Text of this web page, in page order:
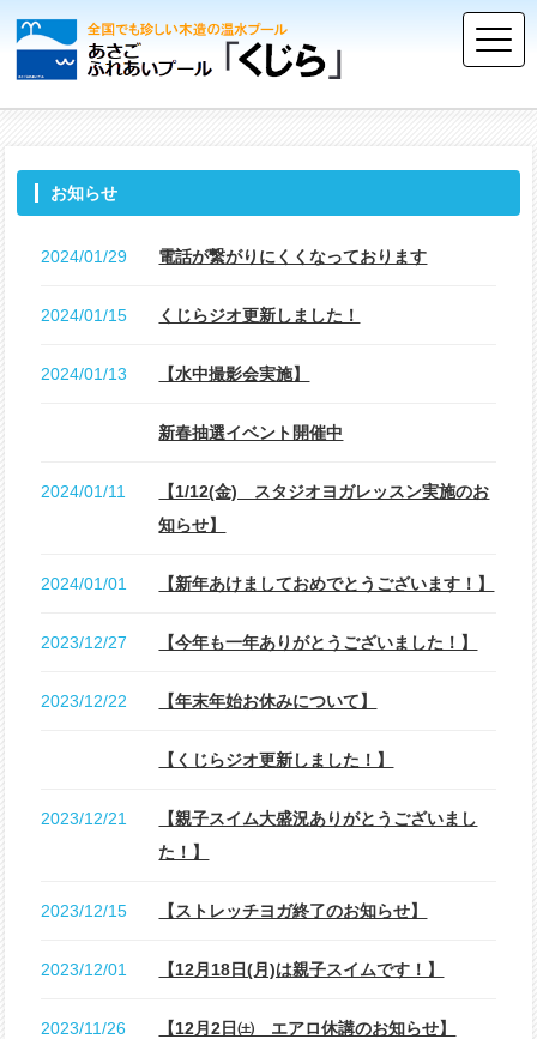
お知らせ
2024/01/29 電話が繋がりにくくなっております
2024/01/15 くじらジオ更新しました！
2024/01/13 【水中撮影会実施】
新春抽選イベント開催中
2024/01/11
【1/12(金) スタジオヨガレッスン実施のお
知らせ】
2024/01/01 【新年あけましておめでとうございます！】
2023/12/27 【今年も一年ありがとうございました！】
2023/12/22 【年末年始お休みについて】
【くじらジオ更新しました！】
2023/12/21
【親子スイム大盛況ありがとうございまし
た！】
2023/12/15 【ストレッチヨガ終了のお知らせ】
2023/12/01 【12月18日(月)は親子スイムです！】
2023/11/26 【12月2日㈯ エアロ休講のお知らせ】